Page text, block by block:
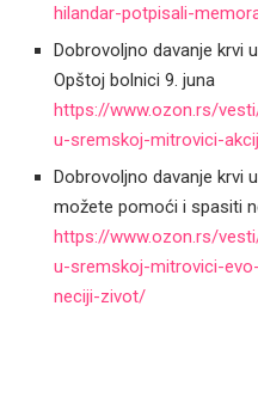
hilandar-potpisali-
Dobrovoljno davanje krvi
Opštoj bolnici 9. juna
https://www.ozon.rs/
u-sremskoj-mitrovici-
Dobrovoljno davanje krvi
možete pomoći i spasiti
https://www.ozon.rs/
u-sremskoj-mitrovici-
neciji-zivot/